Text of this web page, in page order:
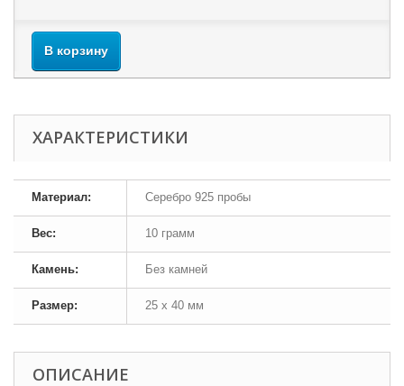
В корзину
ХАРАКТЕРИСТИКИ
Материал: Серебро 925 пробы
Вес: 10 грамм
Камень: Без камней
Размер: 25 х 40 мм
ОПИСАНИЕ